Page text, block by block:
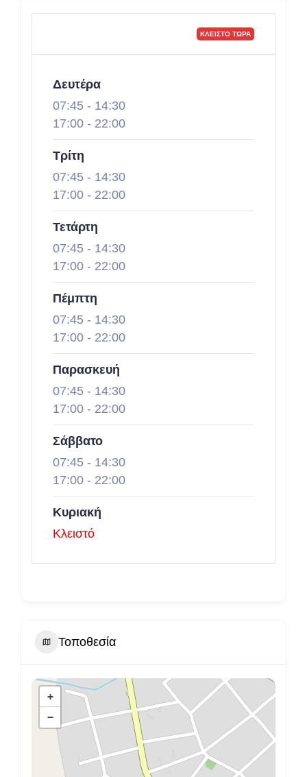
ΚΛΕΙΣΤΌ ΤΏΡΑ
Δευτέρα
07:45 - 14:30
17:00 - 22:00
Τρίτη
07:45 - 14:30
17:00 - 22:00
Τετάρτη
07:45 - 14:30
17:00 - 22:00
Πέμπτη
07:45 - 14:30
17:00 - 22:00
Παρασκευή
07:45 - 14:30
17:00 - 22:00
Σάββατο
07:45 - 14:30
17:00 - 22:00
Κυριακή
Κλειστό
Τοποθεσία
+
−